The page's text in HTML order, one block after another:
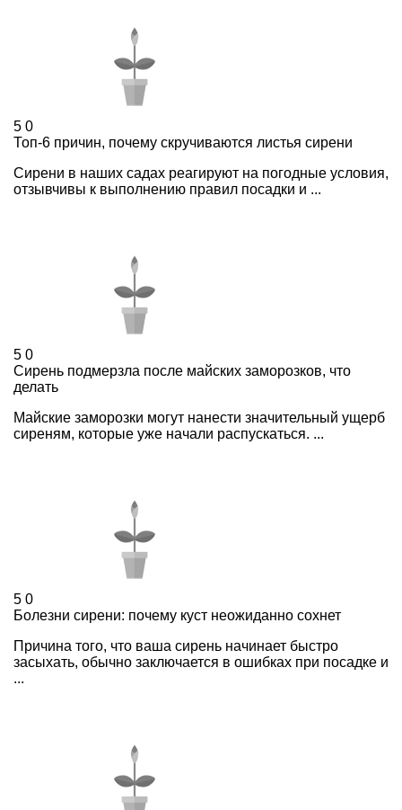
5 0
Топ-6 причин, почему скручиваются листья сирени
Сирени в наших садах реагируют на погодные условия,
отзывчивы к выполнению правил посадки и ...
5 0
Сирень подмерзла после майских заморозков, что
делать
Майские заморозки могут нанести значительный ущерб
сиреням, которые уже начали распускаться. ...
5 0
Болезни сирени: почему куст неожиданно сохнет
Причина того, что ваша сирень начинает быстро
засыхать, обычно заключается в ошибках при посадке и
...